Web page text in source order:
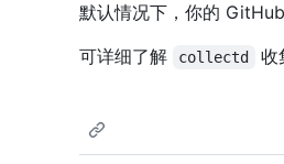
默认情况下，你的
可详细了解
collectd 收